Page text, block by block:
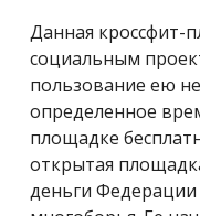
Данная кроссфит-
социальным
пользование ею
определенное
площадке
открытая
деньги